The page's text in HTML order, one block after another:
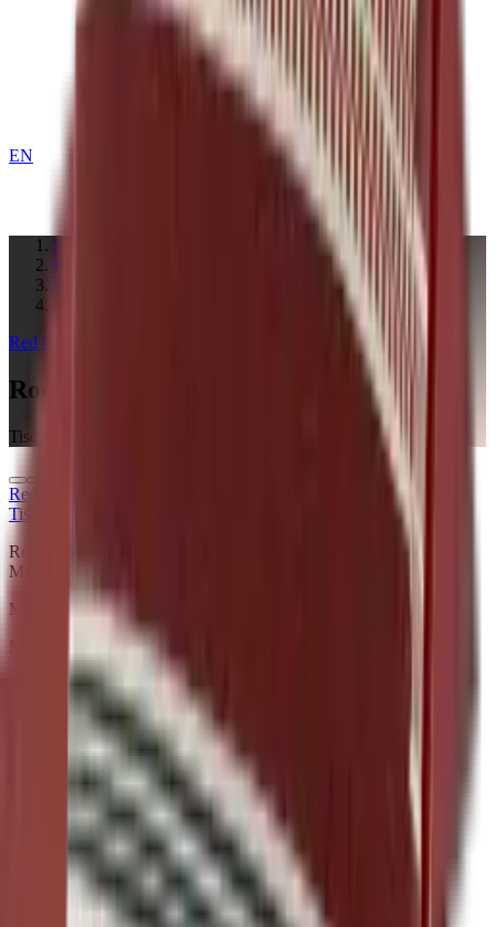
EN
Startseite
Kollektionen
Red
Red Collection
Rocky Mountain Crimson Red
Tischsets & Tischläufer
Red
Tischsets & Tischläufer
Rocky Mountain Crimson Red Tischset aus der Red Collection.
Material: Mackintosh®.
Material
35 × 45 cm / Läufer 35 × 130 / 47,5 × 120 cm
Artikelcode
Crimson Red